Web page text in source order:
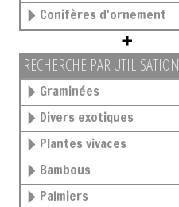
Conifères d'ornement
RECHERCHE PAR UTILISATION
Graminées
Divers exotiques
Plantes vivaces
Bambous
Palmiers